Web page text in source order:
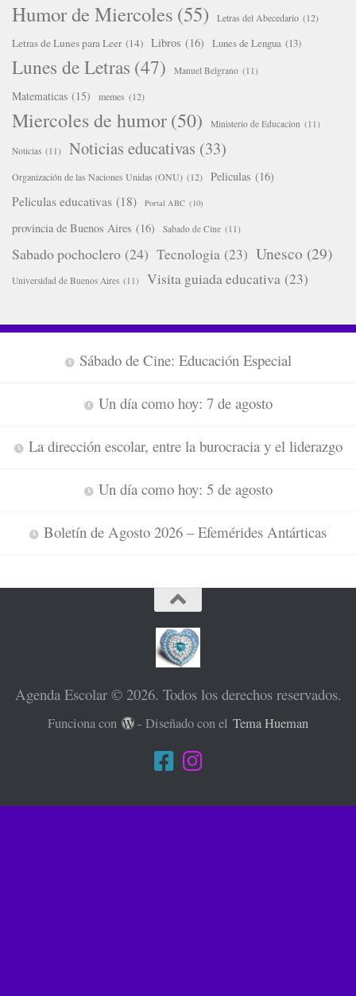
Humor de Miercoles (55) Letras del Abecedario (12)
Letras de Lunes para Leer (14) Libros (16) Lunes de Lengua (13)
Lunes de Letras (47) Manuel Belgrano (11)
Matematicas (15) memes (12)
Miercoles de humor(50) Ministerio de Educacion (11)
Noticias (11) Noticias educativas (33)
Organización de las Naciones Unidas (ONU) (12) Peliculas (16)
Peliculas educativas (18) Portal ABC (10)
provincia de Buenos Aires (16) Sabado de Cine (11)
Sabado pochoclero (24) Tecnologia (23) Unesco (29)
Universidad de Buenos Aires (11) Visita guiada educativa (23)
Sábado de Cine: Educación Especial
Un día como hoy: 7 de agosto
La dirección escolar, entre la burocracia y el liderazgo
Un día como hoy: 5 de agosto
Boletín de Agosto 2026 – Efemérides Antárticas
Agenda Escolar © 2026. Todos los derechos reservados.
Funciona con - Diseñado con elTema Hueman